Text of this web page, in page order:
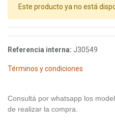
Este producto ya no está
Referencia interna: J30549
Términos y condiciones
Consultá por whatsapp los
de realizar la compra.